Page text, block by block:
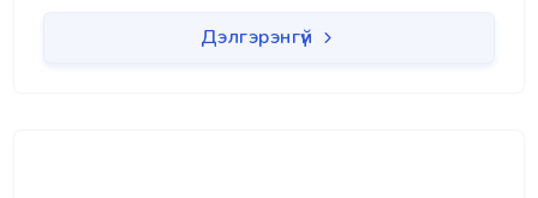
Дэлгэрэнгүй